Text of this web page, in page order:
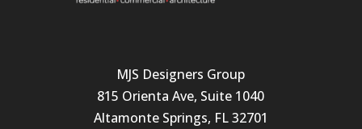
MJS Designers Group
815 Orienta Ave, Suite 1040
Altamonte Springs, FL 32701